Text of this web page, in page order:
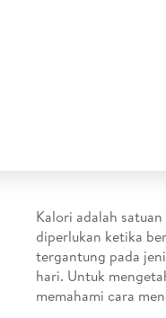
Kalori adalah
diperlukan ketika
tergantung pada
hari. Untuk
memahami cara